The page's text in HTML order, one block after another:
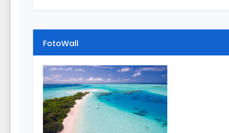
FotoWall